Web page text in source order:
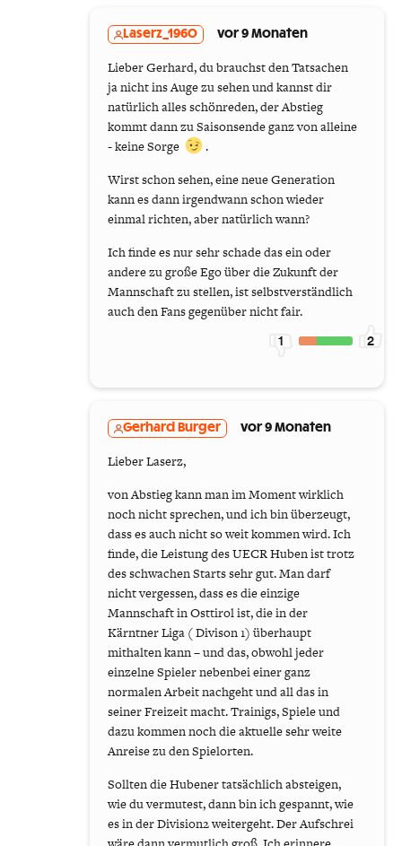
Laserz_1960 vor 9 Monaten
Lieber Gerhard, du brauchst den Tatsachen
ja nicht ins Auge zu sehen und kannst dir
natürlich alles schönreden, der Abstieg
kommt dann zu Saisonsende ganz von alleine
- keine Sorge
.
Wirst schon sehen, eine neue Generation
kann es dann irgendwann schon wieder
einmal richten, aber natürlich wann?
Ich finde es nur sehr schade das ein oder
andere zu große Ego über die Zukunft der
Mannschaft zu stellen, ist selbstverständlich
auch den Fans gegenüber nicht fair.
1 2
Gerhard Burger vor 9 Monaten
Lieber Laserz,
von Abstieg kann man im Moment wirklich
noch nicht sprechen, und ich bin überzeugt,
dass es auch nicht so weit kommen wird. Ich
finde, die Leistung des UECR Huben ist trotz
des schwachen Starts sehr gut. Man darf
nicht vergessen, dass es die einzige
Mannschaft in Osttirol ist, die in der
Kärntner Liga ( Divison 1) überhaupt
mithalten kann – und das, obwohl jeder
einzelne Spieler nebenbei einer ganz
normalen Arbeit nachgeht und all das in
seiner Freizeit macht. Trainigs, Spiele und
dazu kommen noch die aktuelle sehr weite
Anreise zu den Spielorten.
Sollten die Hubener tatsächlich absteigen,
wie du vermutest, dann bin ich gespannt, wie
es in der Division2 weitergeht. Der Aufschrei